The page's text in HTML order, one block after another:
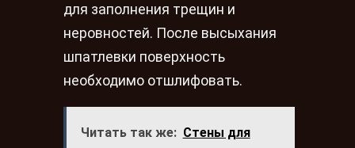
для заполнения трещин и
неровностей. После высыхания
шпатлевки поверхность
необходимо отшлифовать.
Читать так же: Стены для